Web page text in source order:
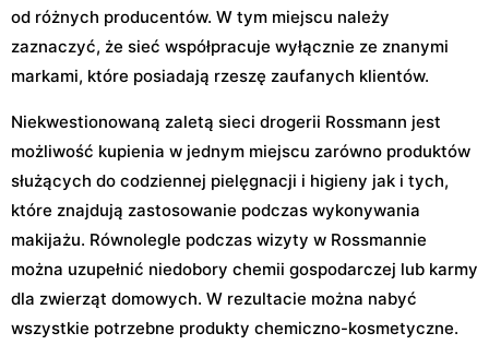
od różnych producentów. W tym miejscu należy
zaznaczyć, że sieć współpracuje wyłącznie ze znanymi
markami, które posiadają rzeszę zaufanych klientów.
Niekwestionowaną zaletą sieci drogerii Rossmann jest
możliwość kupienia w jednym miejscu zarówno produktów
służących do codziennej pielęgnacji i higieny jak i tych,
które znajdują zastosowanie podczas wykonywania
makijażu. Równolegle podczas wizyty w Rossmannie
można uzupełnić niedobory chemii gospodarczej lub karmy
dla zwierząt domowych. W rezultacie można nabyć
wszystkie potrzebne produkty chemiczno-kosmetyczne.